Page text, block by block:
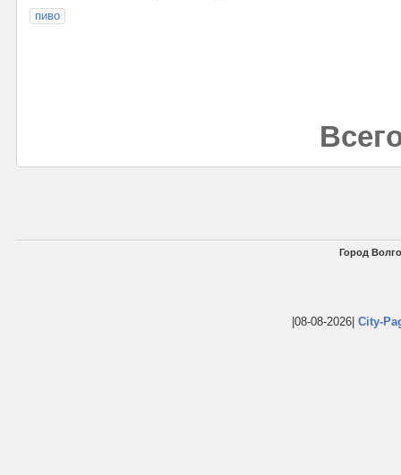
пиво
Город
|08-08-2026| City-